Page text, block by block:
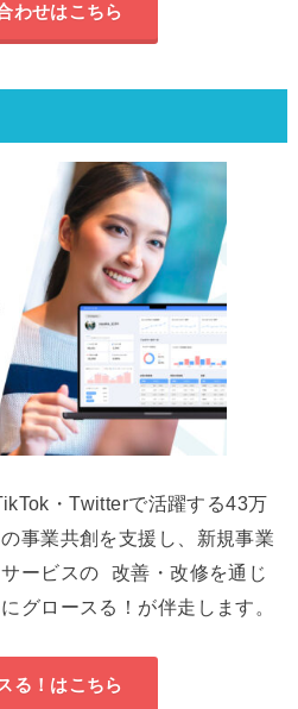
わせはこちら
・Twitterで活躍する43万
事業共創を支援し、新規事業
ービスの 改善・改修を通じ
グロースる！が伴走します。
る！はこちら